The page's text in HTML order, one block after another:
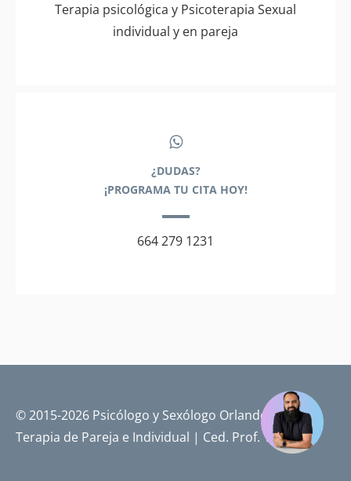
Terapia psicológica y Psicoterapia Sexual
individual y en pareja
¿DUDAS?
¡PROGRAMA TU CITA HOY!
664 279 1231
© 2015-2026 Psicólogo y Sexólogo Orlando Pérez |
Terapia de Pareja e Individual | Ced. Prof. 14719701